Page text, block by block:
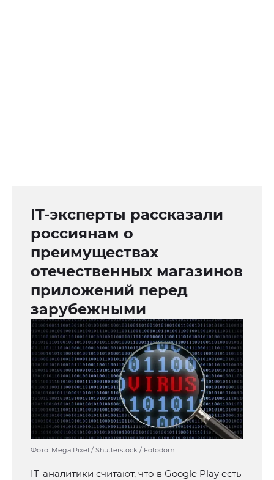
IT-эксперты рассказали
россиянам о
преимуществах
отечественных магазинов
приложений перед
зарубежными
Фото: Mega Pixel / Shutterstock / Fotodom
IT-аналитики считают, что в Google Play есть